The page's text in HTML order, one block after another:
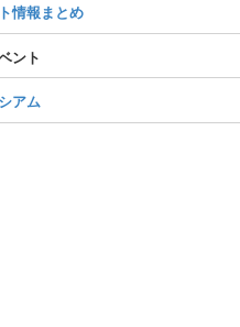
情報まとめ
ント
アム